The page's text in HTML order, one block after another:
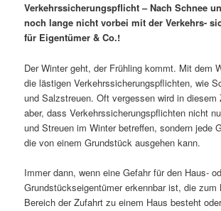
Verkehrssicherungspflicht –Nach Schnee
noch lange nicht vorbei mit der Verkehrs-
für Eigentümer & Co.!
Der Winter geht, der Frühling kommt. Mit dem
die lästigen Verkehrssicherungspflichten, wie
und Salzstreuen. Oft vergessen wird in diesem
aber, dass Verkehrssicherungspflichten nicht
und Streuen im Winter betreffen, sondern jede
die von einem Grundstück ausgehen kann.
Immer dann, wenn eine Gefahr für den Haus-
Grundstückseigentümer erkennbar ist, die zum
Bereich der Zufahrt zu einem Haus besteht